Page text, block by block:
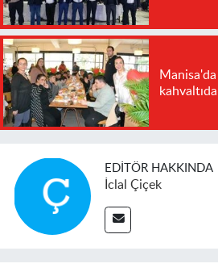
EDITÖR HAKKINDA
İclal Çiçek